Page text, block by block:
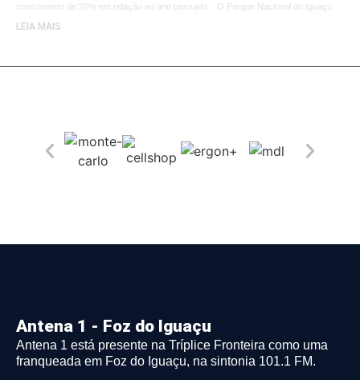
crescimento de 20% em relação ao ano passado. O Parque Nacional do Iguaçu
LEIA MAIS
Antena 1 - Foz do Iguaçu
Antena 1 está presente na Tríplice Fronteira como uma
franqueada em Foz do Iguaçu, na sintonia 101.1 FM.